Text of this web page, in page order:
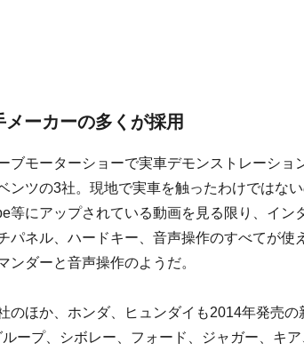
メーカーの多くが採用
ブモーターショーで実車デモンストレーシ
ンツの3社。現地で実車を触ったわけではな
等にアップされている動画を見る限り、イン
パネル、ハードキー、音声操作のすべてが
ンダーと音声操作のようだ。
のほか、ホンダ、ヒュンダイも2014年発売
ループ、シボレー、フォード、ジャガー、キ